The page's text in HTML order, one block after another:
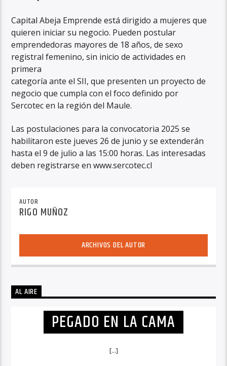
Capital Abeja Emprende está dirigido a mujeres que
quieren iniciar su negocio. Pueden postular
emprendedoras mayores de 18 años, de sexo
registral femenino, sin inicio de actividades en
primera
categoría ante el SII, que presenten un proyecto de
negocio que cumpla con el foco definido por
Sercotec en la región del Maule.
Las postulaciones para la convocatoria 2025 se
habilitaron este jueves 26 de junio y se extenderán
hasta el 9 de julio a las 15:00 horas. Las interesadas
deben registrarse en www.sercotec.cl
AUTOR
RIGO MUÑOZ
ARCHIVOS DEL AUTOR
AL AIRE
PEGADO EN LA CAMA
[...]